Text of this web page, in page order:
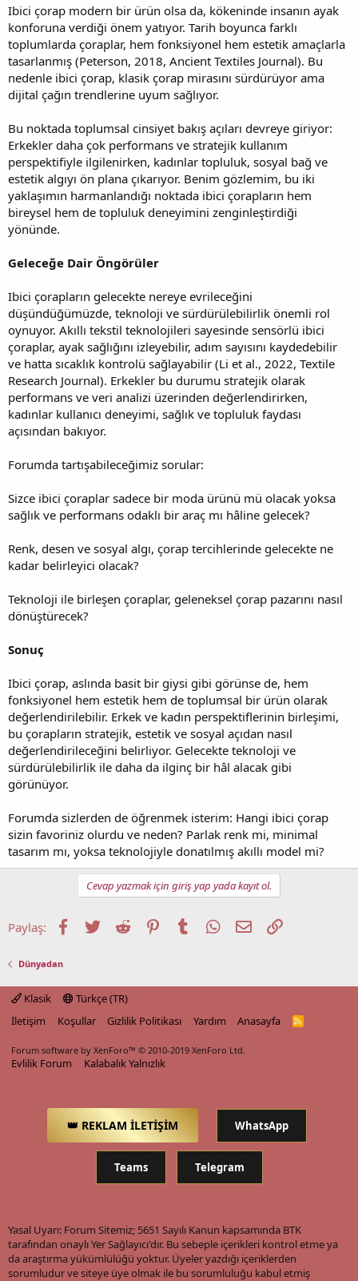
Ibici çorap modern bir ürün olsa da, kökeninde insanın ayak
konforuna verdiği önem yatıyor. Tarih boyunca farklı
toplumlarda çoraplar, hem fonksiyonel hem estetik amaçlarla
tasarlanmış (Peterson, 2018, Ancient Textiles Journal). Bu
nedenle ibici çorap, klasik çorap mirasını sürdürüyor ama
dijital çağın trendlerine uyum sağlıyor.
Bu noktada toplumsal cinsiyet bakış açıları devreye giriyor:
Erkekler daha çok performans ve stratejik kullanım
perspektifiyle ilgilenirken, kadınlar topluluk, sosyal bağ ve
estetik algıyı ön plana çıkarıyor. Benim gözlemim, bu iki
yaklaşımın harmanlandığı noktada ibici çorapların hem
bireysel hem de topluluk deneyimini zenginleştirdiği
yönünde.
Geleceğe Dair Öngörüler
Ibici çorapların gelecekte nereye evrileceğini
düşündüğümüzde, teknoloji ve sürdürülebilirlik önemli rol
oynuyor. Akıllı tekstil teknolojileri sayesinde sensörlü ibici
çoraplar, ayak sağlığını izleyebilir, adım sayısını kaydedebilir
ve hatta sıcaklık kontrolü sağlayabilir (Li et al., 2022, Textile
Research Journal). Erkekler bu durumu stratejik olarak
performans ve veri analizi üzerinden değerlendirirken,
kadınlar kullanıcı deneyimi, sağlık ve topluluk faydası
açısından bakıyor.
Forumda tartışabileceğimiz sorular:
Sizce ibici çoraplar sadece bir moda ürünü mü olacak yoksa
sağlık ve performans odaklı bir araç mı hâline gelecek?
Renk, desen ve sosyal algı, çorap tercihlerinde gelecekte ne
kadar belirleyici olacak?
Teknoloji ile birleşen çoraplar, geleneksel çorap pazarını nasıl
dönüştürecek?
Sonuç
Ibici çorap, aslında basit bir giysi gibi görünse de, hem
fonksiyonel hem estetik hem de toplumsal bir ürün olarak
değerlendirilebilir. Erkek ve kadın perspektiflerinin birleşimi,
bu çorapların stratejik, estetik ve sosyal açıdan nasıl
değerlendirileceğini belirliyor. Gelecekte teknoloji ve
sürdürülebilirlik ile daha da ilginç bir hâl alacak gibi
görünüyor.
Forumda sizlerden de öğrenmek isterim: Hangi ibici çorap
sizin favoriniz olurdu ve neden? Parlak renk mi, minimal
tasarım mı, yoksa teknolojiyle donatılmış akıllı model mi?
Cevap yazmak için giriş yap yada kayıt ol.
Paylaş: Facebook
TwitterReddit PinterestTumblrWhatsApp
E-postaLink
Dünyadan
Klasik
Türkçe (TR)
İletişim
Koşullar Gizlilik Politikası Yardım Anasayfa
R
Forum software by XenForo™ © 2010-2019 XenForo Ltd.
Evlilik Forum Kalabalık Yalnızlık
👑 REKLAM İLETİŞİM WhatsApp
Teams Telegram
Yasal Uyarı: Forum Sitemiz; 5651 Sayılı Kanun kapsamında BTK
tarafından onaylı Yer Sağlayıcı'dır. Bu sebeple içerikleri kontrol etme ya
da araştırma yükümlülüğü yoktur. Üyeler yazdığı içeriklerden
sorumludur ve siteye üye olmak ile bu sorumluluğu kabul etmiş